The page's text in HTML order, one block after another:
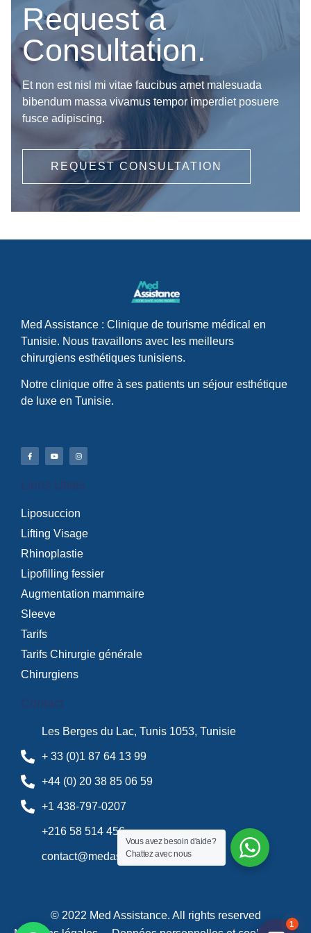
Request a
Consultation.
Et non est nisl mi vitae faucibus amet malesuada
bibendum massa vivamus tempor imperdiet posuere
fusce adipiscing.
REQUEST CONSULTATION
Med Assistance : Clinique de tourisme médical en
Tunisie. Nous travaillons avec les meilleurs
chirurgiens esthétiques tunisiens.
Notre clinique offre à ses patients un séjour esthétique
de luxe en Tunisie.
Liens Utiles
Liposuccion
Lifting Visage
Rhinoplastie
Lipofilling fessier
Augmentation mammaire
Sleeve
Tarifs
Tarifs Chirurgie générale
Chirurgiens
Contact
Les Berges du Lac, Tunis 1053, Tunisie
+ 33 (0)1 87 64 13 99
+44 (0) 20 38 85 06 59
+1 438-797-0207
+216 58 514 456
contact@medassistance.fr
© 2022 Med Assistance. All rights reserved
Vous avez besoin d'aide?
Chattez avec nous
1